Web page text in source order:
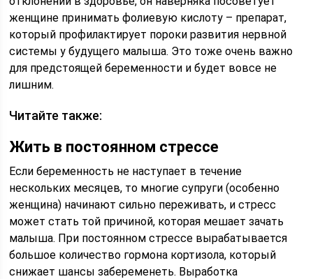
женщине принимать фолиевую кислоту – препарат,
который профилактирует пороки развития нервной
системы у будущего малыша. Это тоже очень важно
для предстоящей беременности и будет вовсе не
лишним.
Читайте также:
Жить в постоянном стрессе
Если беременность не наступает в течение
нескольких месяцев, то многие супруги (особенно
женщина) начинают сильно переживать, и стресс
может стать той причиной, которая мешает зачать
малыша. При постоянном стрессе вырабатывается
большое количество гормона кортизола, который
снижает шансы забеременеть. Выработка